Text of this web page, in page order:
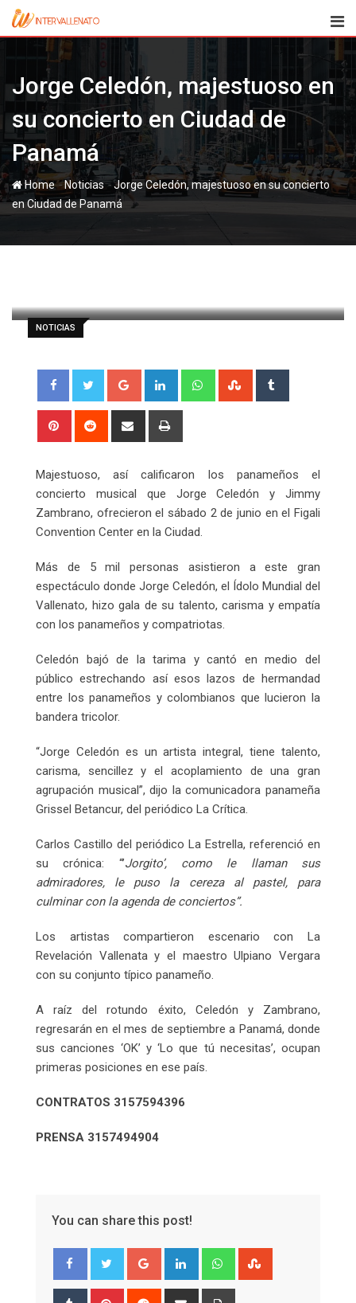
Skip
Jorge Celedón, majestuoso en
su concierto en Ciudad de
Panamá
Home-Noticias-Jorge Celedón, majestuoso en su concierto
en Ciudad de Panamá
NOTICIAS
paul
4 junio, 2012
Google+ LinkedIn WhatsappStumbleUpon
Pinterest Reddit
Share
Majestuoso, así calificaron los panameños el
concierto musical que Jorge Celedón y Jimmy
Zambrano, ofrecieron el sábado 2 de junio en el Figali
Convention Center en la Ciudad.
Más de 5 mil personas asistieron a este gran
espectáculo donde Jorge Celedón, el Ídolo Mundial del
Vallenato, hizo gala de su talento, carisma y empatía
con los panameños y compatriotas.
Celedón bajó de la tarima y cantó en medio del
público estrechando así esos lazos de hermandad
entre los panameños y colombianos que lucieron la
bandera tricolor.
“Jorge Celedón es un artista integral, tiene talento,
carisma, sencillez y el acoplamiento de una gran
agrupación musical”, dijo la comunicadora panameña
Grissel Betancur, del periódico La Crítica.
Carlos Castillo del periódico La Estrella, referenció en
su crónica: “’Jorgito’, como le llaman sus
admiradores, le puso la cereza al pastel, para
culminar con la agenda de conciertos”.
Los artistas compartieron escenario con La
Revelación Vallenata y el maestro Ulpiano Vergara
con su conjunto típico panameño.
A raíz del rotundo éxito, Celedón y Zambrano,
regresarán en el mes de septiembre a Panamá, donde
sus canciones ‘OK’ y ‘Lo que tú necesitas’, ocupan
primeras posiciones en ese país.
CONTRATOS 3157594396
PRENSA 3157494904
You can share this post!
Google+ LinkedIn Whatsapp
Tumblr Pinterest Reddit
Share